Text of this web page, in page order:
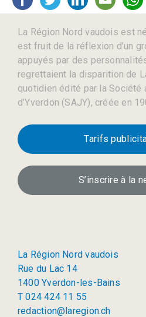
La Région Nord vaudois est
est fruit de la réflexion d’un
appuyés par des
regrettaient la disparition de
quotidien édité par la Société
d’Yverdon (SAJY), créée en
Tarifs
S’inscrire à la
La Région Nord vaudois
Rue du Lac 14
1400 Yverdon-les-Bains
T 024 424 11 55
redaction@laregion.ch